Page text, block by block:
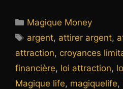
Catégories
Magique Money
Étiquettes
argent, attirer argent,
attraction, croyances
financière, loi attraction,
Magique life, magiquelife,